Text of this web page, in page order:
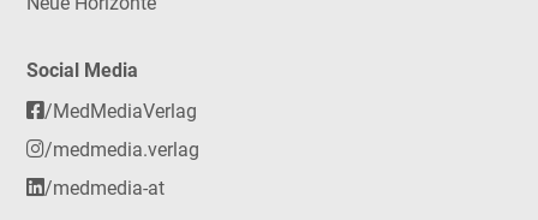
Social Media
/MedMediaVerlag
/medmedia.verlag
/medmedia-at